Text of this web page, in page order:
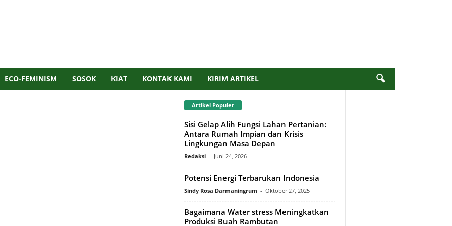
ECO-FEMINISM SOSOK KIAT KONTAK KAMI KIRIM ARTIKEL
Artikel Populer
Sisi Gelap Alih Fungsi Lahan Pertanian:
Antara Rumah Impian dan Krisis
Lingkungan Masa Depan
Redaksi - Juni 24, 2026
Potensi Energi Terbarukan Indonesia
Sindy Rosa Darmaningrum - Oktober 27, 2025
Bagaimana Water stress Meningkatkan
Produksi Buah Rambutan